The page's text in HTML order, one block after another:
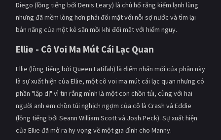
Diego (lồng tiếng bởi Denis Leary) là chú hổ răng kiếm lạnh lùng
nhưng đã mềm lòng hơn phải đối mặt với nỗi sợ nước và tìm lại
bản năng của một kẻ săn mồi khi đối mặt với hiểm nguy.
Ellie - Cô Voi Ma Mút Cái Lạc Quan
Ellie (lồng tiếng bởi Queen Latifah) là điểm nhấn mới của phần này
là sự xuất hiện của Ellie, một cô voi ma mút cái lạc quan nhưng có
phần "lập dị" vì tin rằng mình là một con chồn túi, cùng với hai
người anh em chồn túi nghịch ngợm của cô là Crash và Eddie
(lồng tiếng bởi Seann William Scott và Josh Peck). Sự xuất hiện
của Ellie đã mở ra hy vọng về một gia đình cho Manny.